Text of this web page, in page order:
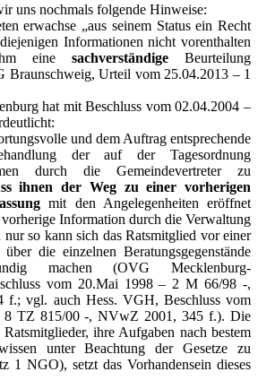
uns nochmals folgende Hinweise:
erwachse „aus seinem Status ein Recht
Informationen nicht vorenthalten
eine sachverständige Beurteilung
Braunschweig, Urteil vom 25.04.2013 – 1
hat mit Beschluss vom 02.04.2004 –
und dem Auftrag entsprechende
der auf der Tagesordnung
durch die Gemeindevertreter zu
ihnen der Weg zu einer vorherigen
mit den Angelegenheiten eröffnet
Information durch die Verwaltung
nur so kann sich das Ratsmitglied vor einer
über die einzelnen Beratungsgegenstände
machen (OVG Mecklenburg-
vom 20.Mai 1998 – 2 M 66/98 -,
f.; vgl. auch Hess. VGH, Beschluss vom
8 TZ 815/00 -, NVwZ 2001, 345 f.). Die
ihre Aufgaben nach bestem
unter Beachtung der Gesetze zu
1 NGO), setzt das Vorhandensein dieses